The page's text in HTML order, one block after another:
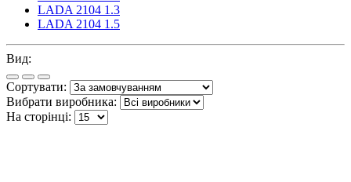
LADA 2104 1.3
LADA 2104 1.5
Вид:
Сортувати:
Вибрати виробника:
На сторінці: